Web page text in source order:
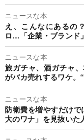
ニュースな本
え、こんなにあるの
ロ…「企業・ブランド
ニュースな本
旅ガチャ、酒ガチャ
がバカ売れするワケ。
ニュースな本
防衛費を増やすだけ
大のワナ」を見抜いた